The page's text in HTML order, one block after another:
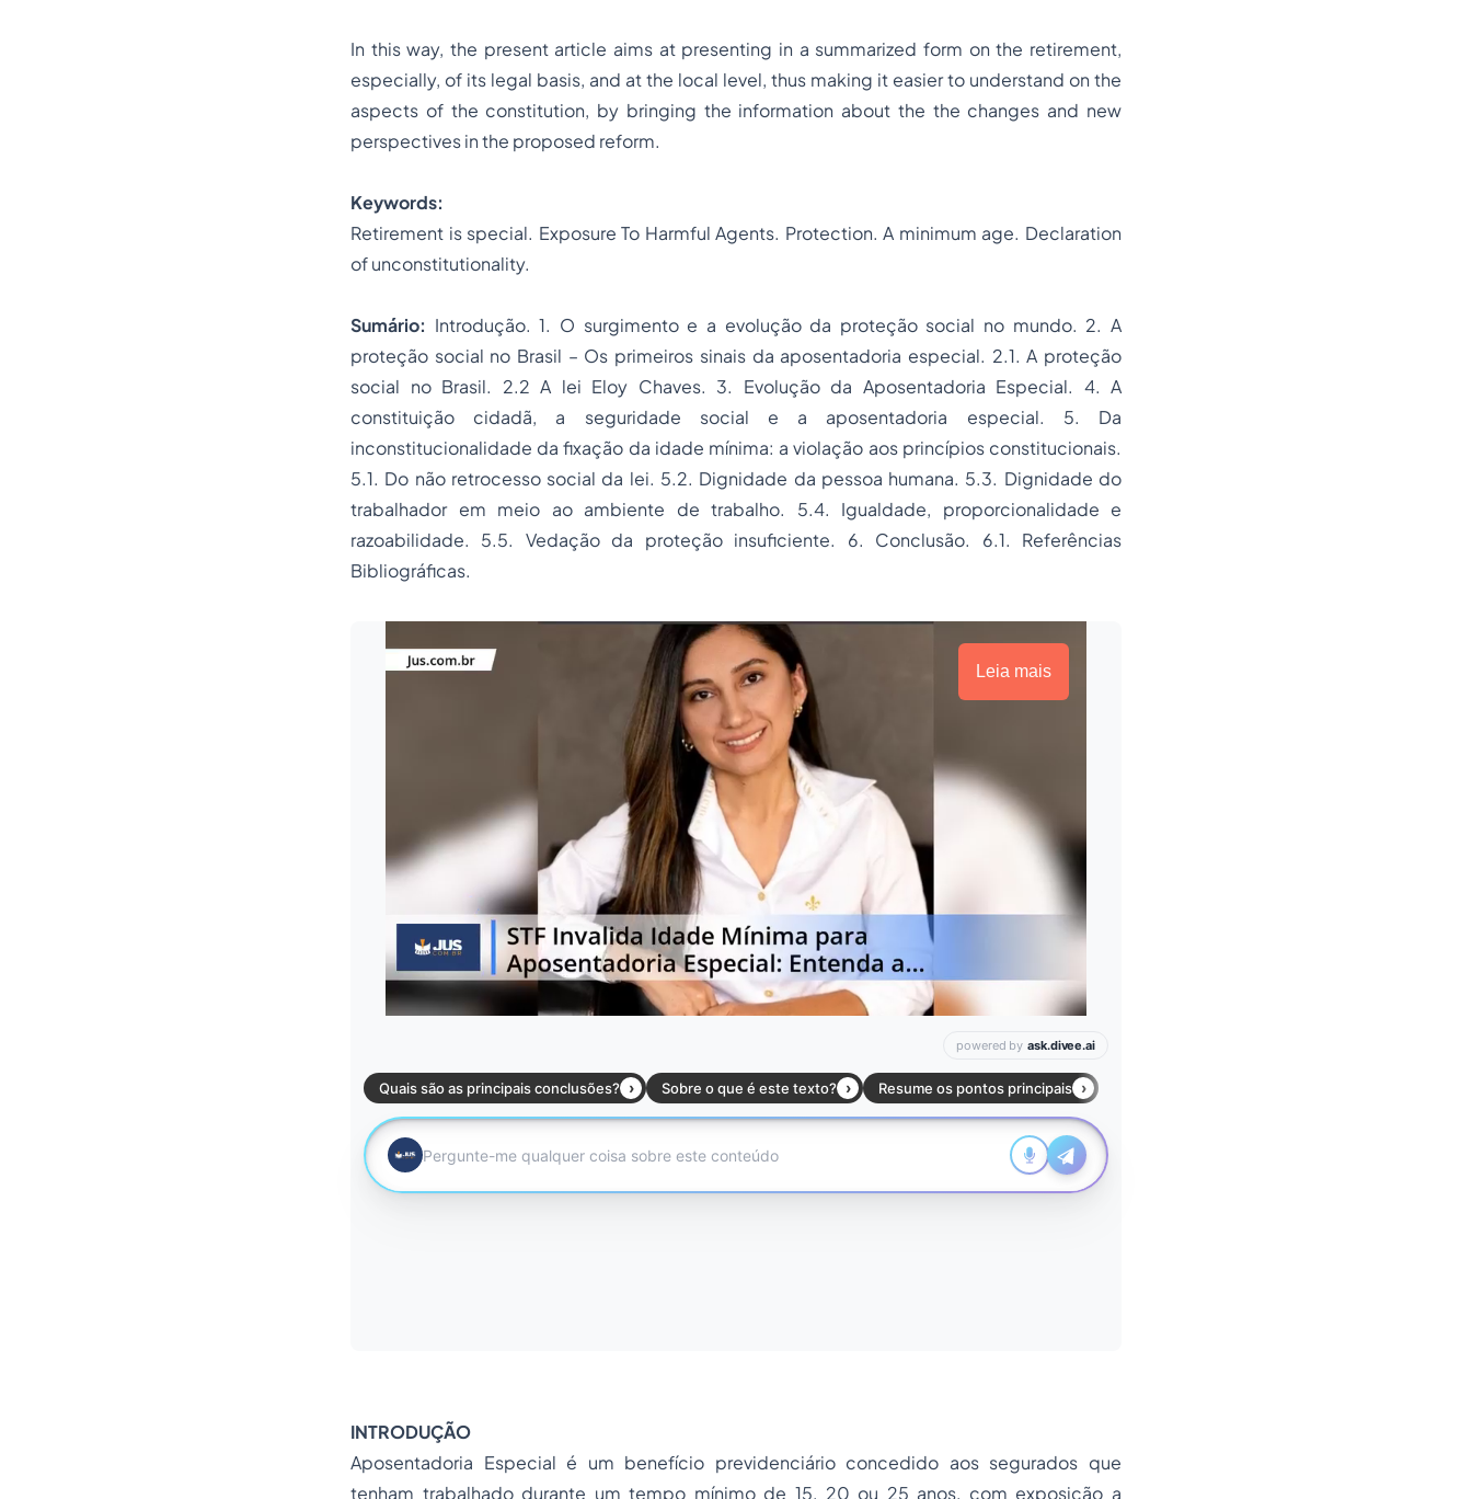
In this way, the present article aims at presenting in a summarized form on the retirement,
especially, of its legal basis, and at the local level, thus making it easier to understand on the
aspects of the constitution, by bringing the information about the the changes and new
perspectives in the proposed reform.
Keywords:
Retirement is special. Exposure To Harmful Agents. Protection. A minimum age. Declaration
of unconstitutionality.
Sumário: Introdução. 1. O surgimento e a evolução da proteção social no mundo. 2. A
proteção social no Brasil – Os primeiros sinais da aposentadoria especial. 2.1. A proteção
social no Brasil. 2.2 A lei Eloy Chaves. 3. Evolução da Aposentadoria Especial. 4. A
constituição cidadã, a seguridade social e a aposentadoria especial. 5. Da
inconstitucionalidade da fixação da idade mínima: a violação aos princípios constitucionais.
5.1. Do não retrocesso social da lei. 5.2. Dignidade da pessoa humana. 5.3. Dignidade do
trabalhador em meio ao ambiente de trabalho. 5.4. Igualdade, proporcionalidade e
razoabilidade. 5.5. Vedação da proteção insuficiente. 6. Conclusão. 6.1. Referências
Bibliográficas.
Leia mais
INTRODUÇÃO
Aposentadoria Especial é um benefício previdenciário concedido aos segurados que
tenham trabalhado durante um tempo mínimo de 15, 20 ou 25 anos, com exposição a